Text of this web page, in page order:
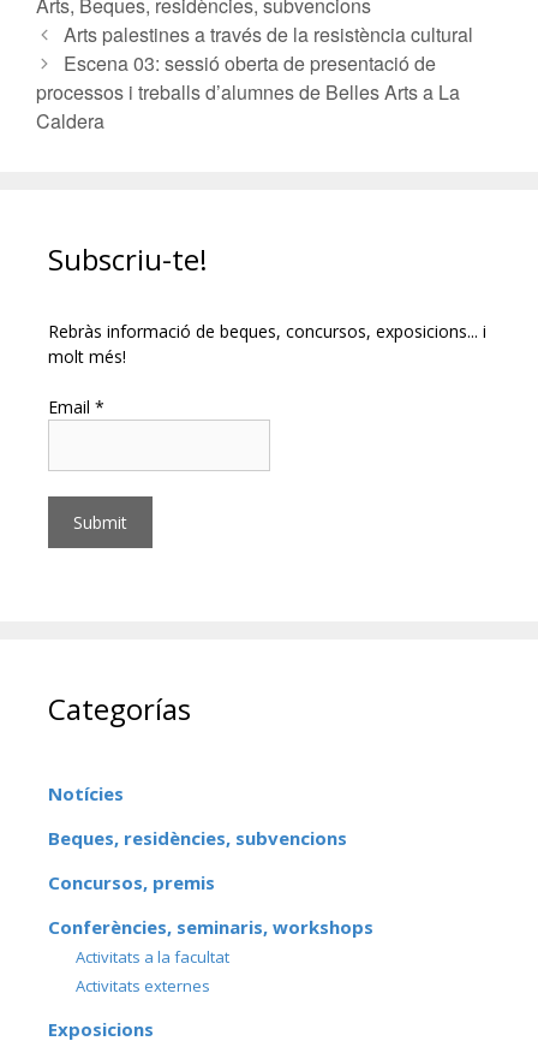
Arts palestines a través de la resistència cultural
Escena 03: sessió oberta de presentació de
processos i treballs d’alumnes de Belles Arts a La
Caldera
Subscriu-te!
Rebràs informació de beques, concursos, exposicions... i
molt més!
Email *
Categorías
Notícies
Beques, residències, subvencions
Concursos, premis
Conferències, seminaris, workshops
Activitats a la facultat
Activitats externes
Exposicions